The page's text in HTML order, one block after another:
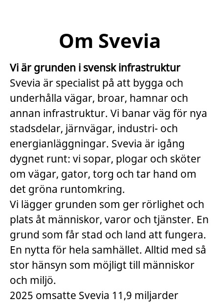
Om Svevia
Vi är grunden i svensk infrastruktur
Svevia är specialist på att bygga och
underhålla vägar, broar, hamnar och
annan infrastruktur. Vi banar väg för nya
stadsdelar, järnvägar, industri- och
energianläggningar. Svevia är igång
dygnet runt: vi sopar, plogar och sköter
om vägar, gator, torg och tar hand om
det gröna runtomkring.
Vi lägger grunden som ger rörlighet och
plats åt människor, varor och tjänster. En
grund som får stad och land att fungera.
En nytta för hela samhället. Alltid med så
stor hänsyn som möjligt till människor
och miljö.
2025 omsatte Svevia 11,9 miljarder